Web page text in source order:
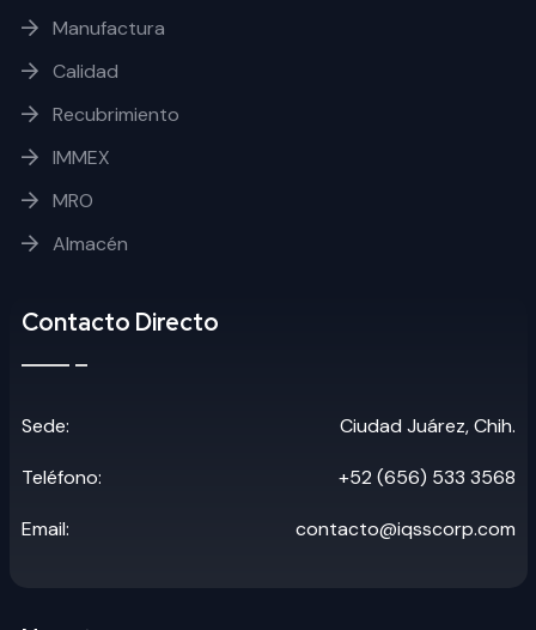
Manufactura
Calidad
Recubrimiento
IMMEX
MRO
Almacén
Contacto Directo
Sede: Ciudad Juárez, Chih.
Teléfono: +52 (656) 533 3568
Email: contacto@iqsscorp.com